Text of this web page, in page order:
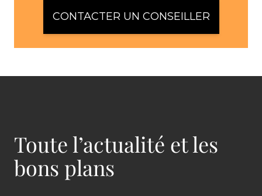
CONTACTER UN CONSEILLER
Toute l’actualité et les
bons plans